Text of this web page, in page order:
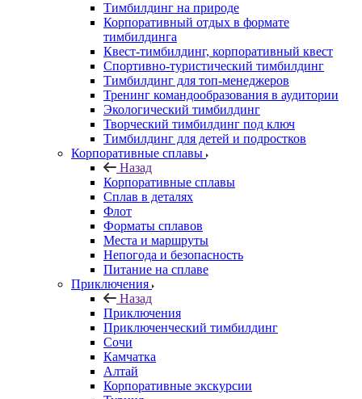
Тимбилдинг на природе
Корпоративный отдых в формате
тимбилдинга
Квест-тимбилдинг, корпоративный квест
Спортивно-туристический тимбилдинг
Тимбилдинг для топ-менеджеров
Тренинг командообразования в аудитории
Экологический тимбилдинг
Творческий тимбилдинг под ключ
Тимбилдинг для детей и подростков
Корпоративные сплавы
Назад
Корпоративные сплавы
Сплав в деталях
Флот
Форматы сплавов
Места и маршруты
Непогода и безопасность
Питание на сплаве
Приключения
Назад
Приключения
Приключенческий тимбилдинг
Сочи
Камчатка
Алтай
Корпоративные экскурсии